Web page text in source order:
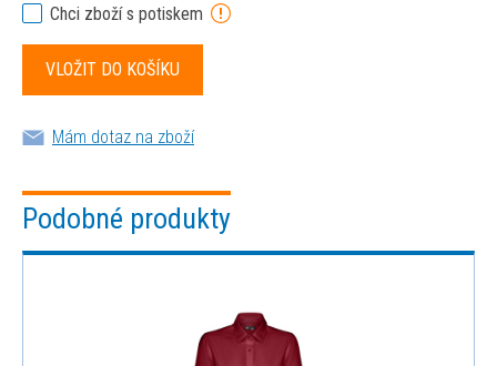
Chci zboží s potiskem
Mám dotaz na zboží
Podobné produkty